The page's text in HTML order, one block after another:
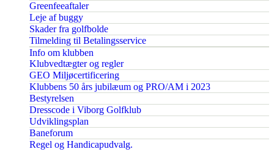
Greenfeeaftaler
Leje af buggy
Skader fra golfbolde
Tilmelding til Betalingsservice
Info om klubben
Klubvedtægter og regler
GEO Miljøcertificering
Klubbens 50 års jubilæum og PRO/AM i 2023
Bestyrelsen
Dresscode i Viborg Golfklub
Udviklingsplan
Baneforum
Regel og Handicapudvalg.